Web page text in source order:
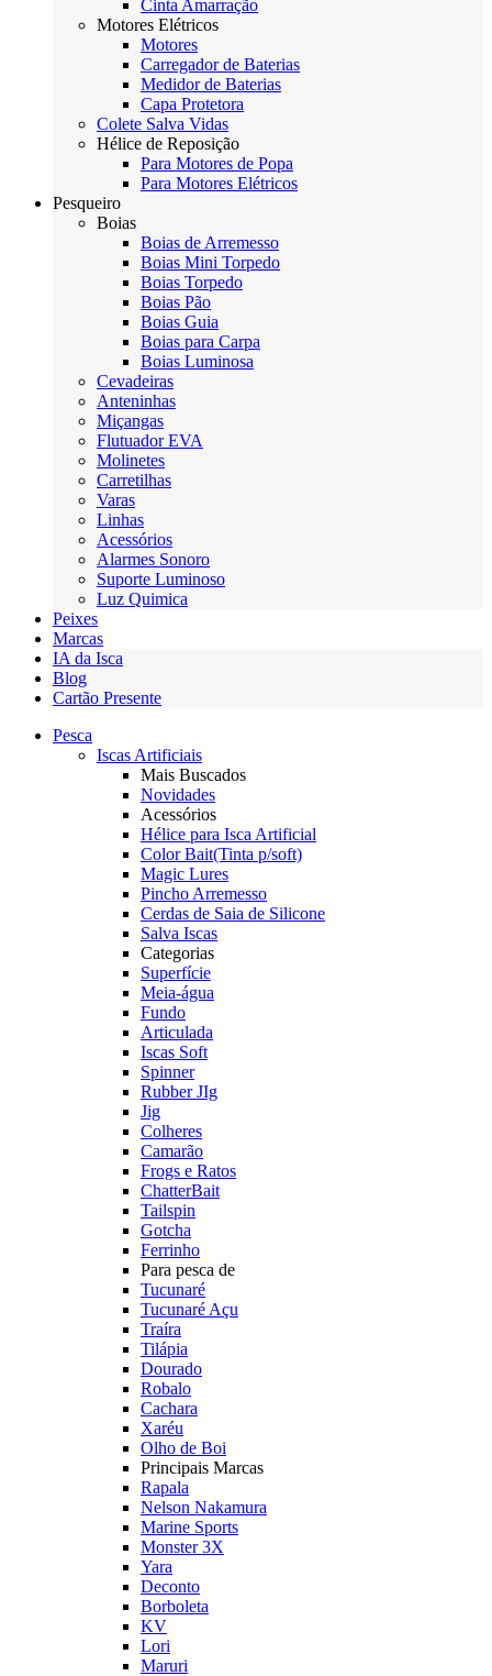
Cinta Amarração
Motores Elétricos
Motores
Carregador de Baterias
Medidor de Baterias
Capa Protetora
Colete Salva Vidas
Hélice de Reposição
Para Motores de Popa
Para Motores Elétricos
Pesqueiro
Boias
Boias de Arremesso
Boias Mini Torpedo
Boias Torpedo
Boias Pão
Boias Guia
Boias para Carpa
Boias Luminosa
Cevadeiras
Anteninhas
Miçangas
Flutuador EVA
Molinetes
Carretilhas
Varas
Linhas
Acessórios
Alarmes Sonoro
Suporte Luminoso
Luz Quimica
Peixes
Marcas
IA da Isca
Blog
Cartão Presente
Pesca
Iscas Artificiais
Mais Buscados
Novidades
Acessórios
Hélice para Isca Artificial
Color Bait(Tinta p/soft)
Magic Lures
Pincho Arremesso
Cerdas de Saia de Silicone
Salva Iscas
Categorias
Superfície
Meia-água
Fundo
Articulada
Iscas Soft
Spinner
Rubber JIg
Jig
Colheres
Camarão
Frogs e Ratos
ChatterBait
Tailspin
Gotcha
Ferrinho
Para pesca de
Tucunaré
Tucunaré Açu
Traíra
Tilápia
Dourado
Robalo
Cachara
Xaréu
Olho de Boi
Principais Marcas
Rapala
Nelson Nakamura
Marine Sports
Monster 3X
Yara
Deconto
Borboleta
KV
Lori
Maruri